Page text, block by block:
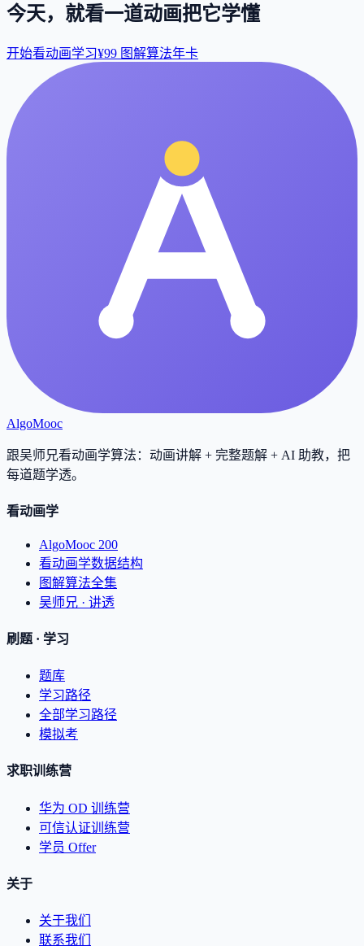
今天，就看一道动画把它学懂
开始看动画学习¥99 图解算法年卡
AlgoMooc
跟吴师兄看动画学算法：动画讲解 + 完整题解 + AI 助教，把
每道题学透。
看动画学
AlgoMooc 200
看动画学数据结构
图解算法全集
吴师兄 · 讲透
刷题 · 学习
题库
学习路径
全部学习路径
模拟考
求职训练营
华为 OD 训练营
可信认证训练营
学员 Offer
关于
关于我们
联系我们